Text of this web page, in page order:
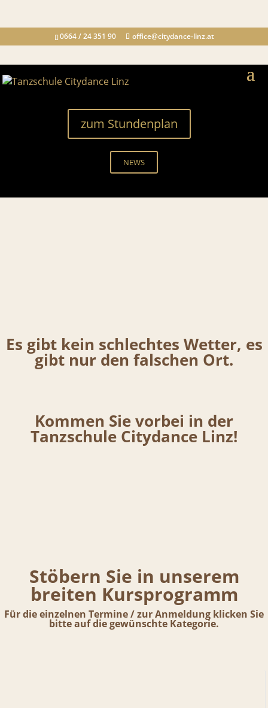
0664 / 24 351 90 office@citydance-linz.at
zum Stundenplan
NEWS
Es gibt kein schlechtes Wetter, es
gibt nur den falschen Ort.
Kommen Sie vorbei in der
Tanzschule Citydance Linz!
Stöbern Sie in unserem
breiten Kursprogramm
Für die einzelnen Termine / zur Anmeldung klicken Sie
bitte auf die gewünschte Kategorie.